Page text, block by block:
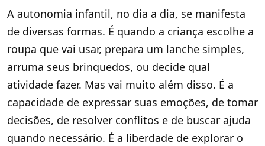
A autonomia infantil, no dia a dia, se manifesta
de diversas formas. É quando a criança escolhe a
roupa que vai usar, prepara um lanche simples,
arruma seus brinquedos, ou decide qual
atividade fazer. Mas vai muito além disso. É a
capacidade de expressar suas emoções, de tomar
decisões, de resolver conflitos e de buscar ajuda
quando necessário. É a liberdade de explorar o